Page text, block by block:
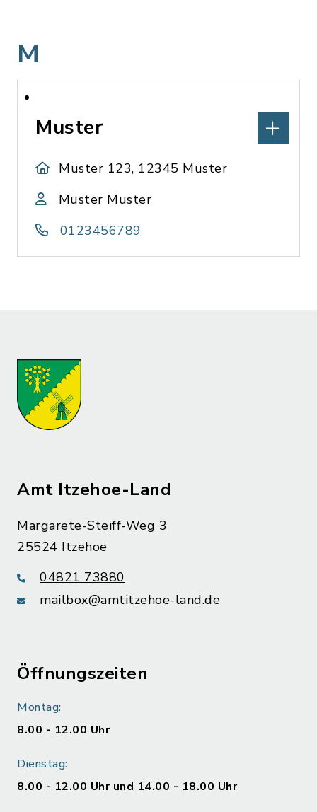
M
Muster
Muster 123, 12345 Muster
Muster Muster
0123456789
Amt Itzehoe-Land
Margarete-Steiff-Weg 3
25524 Itzehoe
04821 73880
mailbox@amtitzehoe-land.de
Öffnungszeiten
Montag:
8.00 - 12.00 Uhr
Dienstag:
8.00 - 12.00 Uhr und 14.00 - 18.00 Uhr